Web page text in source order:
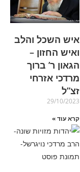
איש השכל והלב
ואיש החזון –
הגאון ר’ ברוך
מרדכי אזרחי
זצ”ל
29/10/2023
קרא עוד »